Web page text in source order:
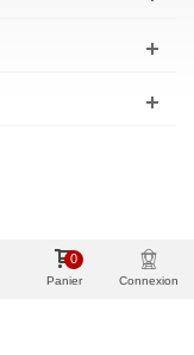
Panier
0
Connexion